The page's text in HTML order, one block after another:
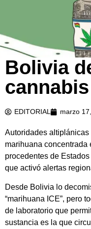
Bolivia
EDITORIAL marzo
Autoridades
marihuana concentrada
procedentes de
que activó alertas
Desde Bolivia lo
“marihuana ICE”, pero
de laboratorio que
sustancia es la que